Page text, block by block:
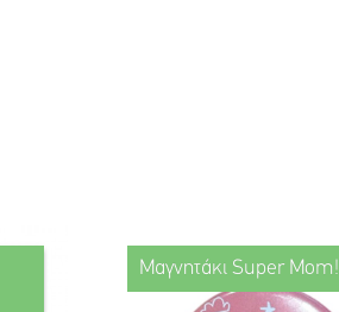
Μαγνητάκι Super Mom!